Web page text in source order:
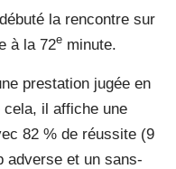
la rencontre sur
à la 72e minute.
prestation jugée en
il affiche une
82 % de réussite (9
adverse et un sans-